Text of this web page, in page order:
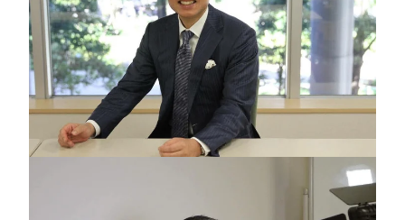
代表プロフィール
サービス
事例と実績
経営理念
会社概要
特定商取引法に基
づく表示